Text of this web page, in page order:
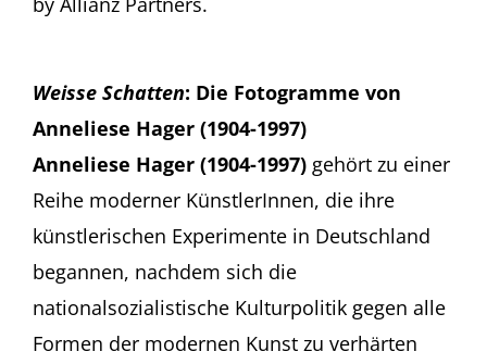
Weisse Schatten: Die Fotogramme von
Anneliese Hager (1904-1997)
Anneliese Hager (1904-1997)gehört zu einer
Reihe moderner KünstlerInnen, die ihre
künstlerischen Experimente in Deutschland
begannen, nachdem sich die
nationalsozialistische Kulturpolitik gegen alle
Formen der modernen Kunst zu verhärten